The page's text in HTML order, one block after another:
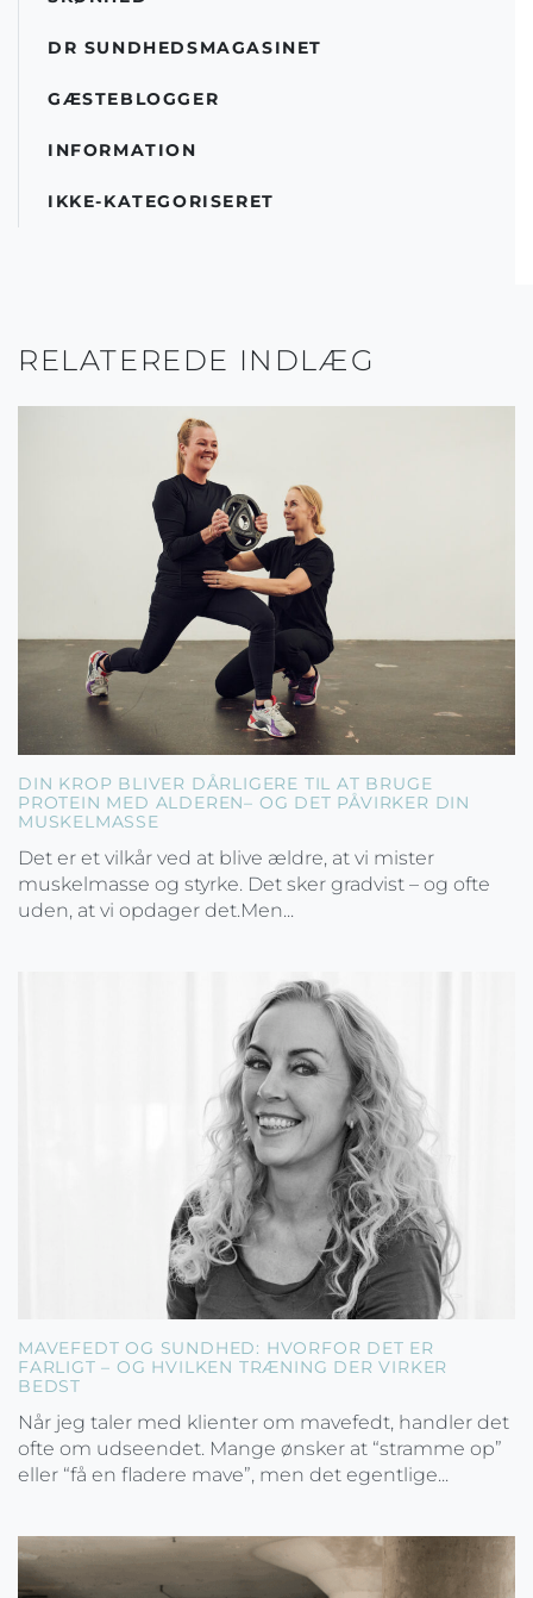
DR SUNDHEDSMAGASINET
GÆSTEBLOGGER
INFORMATION
IKKE-KATEGORISERET
RELATEREDE INDLÆG
DIN KROP BLIVER DÅRLIGERE TIL AT BRUGE
PROTEIN MED ALDEREN– OG DET PÅVIRKER DIN
MUSKELMASSE
Det er et vilkår ved at blive ældre, at vi mister
muskelmasse og styrke. Det sker gradvist – og ofte
uden, at vi opdager det.Men...
MAVEFEDT OG SUNDHED: HVORFOR DET ER
FARLIGT – OG HVILKEN TRÆNING DER VIRKER
BEDST
Når jeg taler med klienter om mavefedt, handler det
ofte om udseendet. Mange ønsker at “stramme op”
eller “få en fladere mave”, men det egentlige...